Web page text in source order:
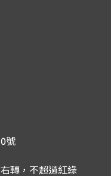
號
轉，不超過紅綠